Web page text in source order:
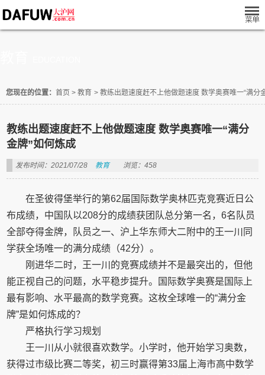
您现在的位置： 首页 > 教育 > 教练出题速度赶不上他做题速度 数学奥赛唯一“满分
教练出题速度赶不上他做题速度 数学奥赛唯一“满分
金牌”如何炼成
发布时间：2021/07/28 教育 浏览：458
在圣彼得堡举行的第62届国际数学奥林匹克竞赛近日公
布成绩，中国队以208分的成绩获团队总分第一名，6名队员
全部夺得金牌，队员之一、沪上华东师大二附中的王一川同
学获全场唯一的满分成绩（42分）。
刚进华二时，王一川的竞赛成绩并不是最突出的，但他
能正视自己的问题，水平稳步提升。国际数学奥赛是国际上
最有影响、水平最高的数学竞赛。这枚全球唯一的“满分金
牌”是如何炼成的？
严格执行学习规划
王一川从小就很喜欢数学。小学时，他开始学习奥数，
获得过市级比赛二等奖，初三时赢得第33届上海市高中数学